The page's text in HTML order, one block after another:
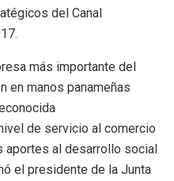
del Canal
más importante del
en manos panameñas
de servicio al comercio
aportes al desarrollo social
el presidente de la Junta